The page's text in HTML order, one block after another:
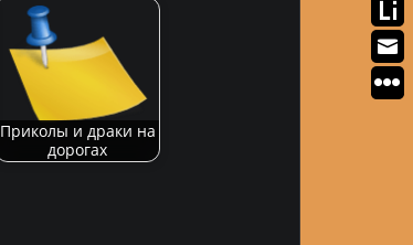
Приколы и драки на
дорогах